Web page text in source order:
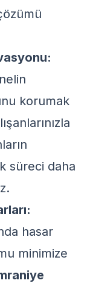
korumak
süreci daha
hasar
minimize